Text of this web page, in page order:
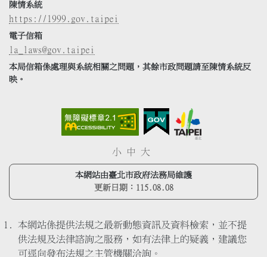
陳情系統
https://1999.gov.taipei
電子信箱
la_laws@gov.taipei
本局信箱係處理與系統相關之問題，其餘市政問題請至陳情系統反
映。
小 中 大
本網站由臺北市政府法務局維護
更新日期： 115.08.08
本網站係提供法規之最新動態資訊及資料檢索，並不提
供法規及法律諮詢之服務，如有法律上的疑義，建議您
可逕向發布法規之主管機關洽詢。